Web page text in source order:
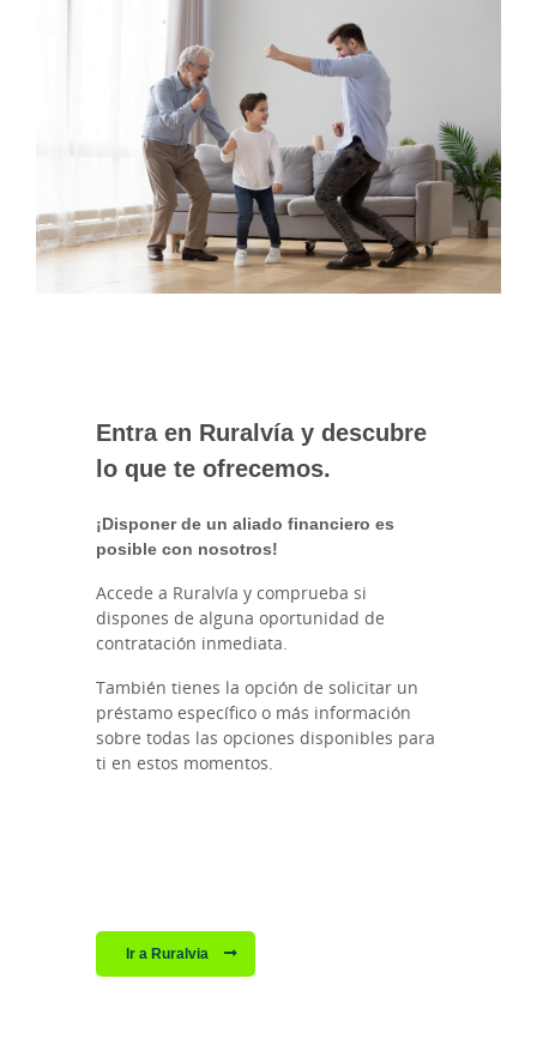
Entra en Ruralvía y descubre
lo que te ofrecemos.
¡Disponer de un aliado financiero es
posible con nosotros!
Accede a Ruralvía y comprueba si
dispones de alguna oportunidad de
contratación inmediata.
También tienes la opción de solicitar un
préstamo específico o más información
sobre todas las opciones disponibles para
ti en estos momentos.
Ir a Ruralvia